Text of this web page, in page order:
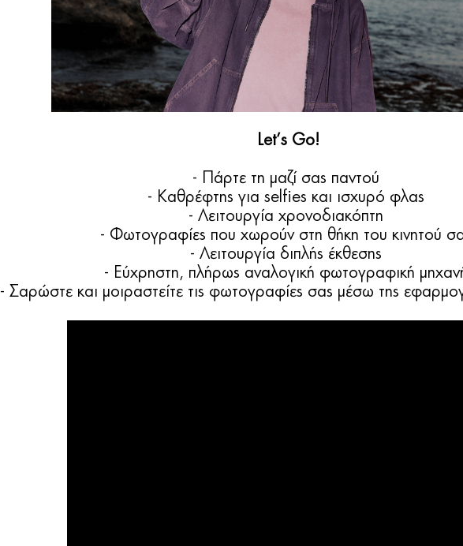
Let’s Go!
- Πάρτε τη μαζί σας παντού
- Καθρέφτης για selfies και ισχυρό φλας
- Λειτουργία χρονοδιακόπτη
- Φωτογραφίες που χωρούν στη θήκη του κινητού
- Λειτουργία διπλής έκθεσης
- Εύχρηστη, πλήρως αναλογική φωτογραφική
- Σαρώστε και μοιραστείτε τις φωτογραφίες σας μέσω της